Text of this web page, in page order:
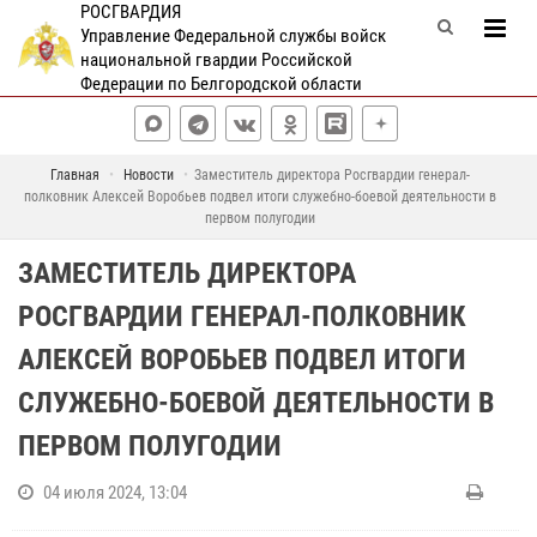
РОСГВАРДИЯ
Управление Федеральной службы войск
национальной гвардии Российской
Федерации по Белгородской области
Главная Новости
Заместитель директора Росгвардии генерал-
полковник Алексей Воробьев подвел итоги служебно-боевой деятельности в
первом полугодии
ЗАМЕСТИТЕЛЬ ДИРЕКТОРА
РОСГВАРДИИ ГЕНЕРАЛ-ПОЛКОВНИК
АЛЕКСЕЙ ВОРОБЬЕВ ПОДВЕЛ ИТОГИ
СЛУЖЕБНО-БОЕВОЙ ДЕЯТЕЛЬНОСТИ В
ПЕРВОМ ПОЛУГОДИИ
04 июля 2024, 13:04